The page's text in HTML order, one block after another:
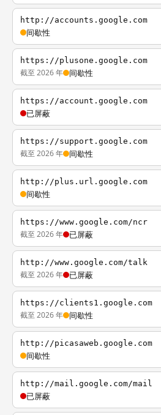
http://accounts.google.com
间歇性
https://plusone.google.com
截至 2026 年 间歇性
https://account.google.com
已屏蔽
https://support.google.com
截至 2026 年 间歇性
http://plus.url.google.com
间歇性
https://www.google.com/ncr
截至 2026 年 已屏蔽
http://www.google.com/talk
截至 2026 年 已屏蔽
https://clients1.google.com
截至 2026 年 间歇性
http://picasaweb.google.com
间歇性
http://mail.google.com/mail
已屏蔽